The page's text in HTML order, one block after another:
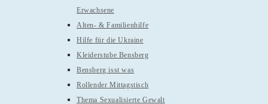
Erwachsene
Alten- & Familienhilfe
Hilfe für die Ukraine
Kleiderstube Bensberg
Bensberg isst was
Rollender Mittagstisch
Thema Sexualisierte Gewalt